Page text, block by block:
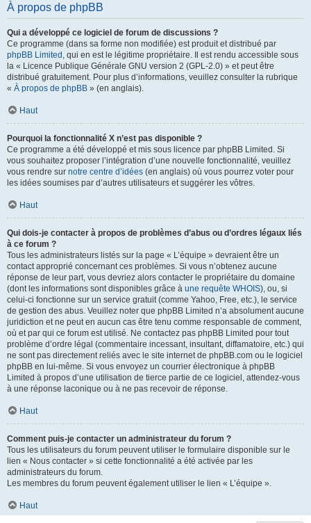
À propos de phpBB
Qui a développé ce logiciel de forum de discussions ?
Ce programme (dans sa forme non modifiée) est produit et distribué par
phpBB Limited , qui en est le légitime propriétaire. Il est rendu accessible sous
la « Licence Publique Générale GNU version 2 (GPL-2.0) » et peut être
distribué gratuitement. Pour plus d’informations, veuillez consulter la rubrique
« À propos de phpBB » (en anglais).
Haut
Pourquoi la fonctionnalité X n’est pas disponible ?
Ce programme a été développé et mis sous licence par phpBB Limited. Si
vous souhaitez proposer l’intégration d’une nouvelle fonctionnalité, veuillez
vous rendre sur notre centre d’idées (en anglais) où vous pourrez voter pour
les idées soumises par d’autres utilisateurs et suggérer les vôtres.
Haut
Qui dois-je contacter à propos de problèmes d’abus ou d’ordres légaux liés
à ce forum ?
Tous les administrateurs listés sur la page « L’équipe » devraient être un
contact approprié concernant ces problèmes. Si vous n’obtenez aucune
réponse de leur part, vous devriez alors contacter le propriétaire du domaine
(dont les informations sont disponibles grâce à une requête WHOIS), ou, si
celui-ci fonctionne sur un service gratuit (comme Yahoo, Free, etc.), le service
de gestion des abus. Veuillez noter que phpBB Limited n’a absolument aucune
juridiction et ne peut en aucun cas être tenu comme responsable de comment,
où et par qui ce forum est utilisé. Ne contactez pas phpBB Limited pour tout
problème d’ordre légal (commentaire incessant, insultant, diffamatoire, etc.) qui
ne sont pas directement reliés avec le site internet de phpBB.com ou le logiciel
phpBB en lui-même. Si vous envoyez un courrier électronique à phpBB
Limited à propos d’une utilisation de tierce partie de ce logiciel, attendez-vous
à une réponse laconique ou à ne pas recevoir de réponse.
Haut
Comment puis-je contacter un administrateur du forum ?
Tous les utilisateurs du forum peuvent utiliser le formulaire disponible sur le
lien « Nous contacter » si cette fonctionnalité a été activée par les
administrateurs du forum.
Les membres du forum peuvent également utiliser le lien « L’équipe ».
Haut